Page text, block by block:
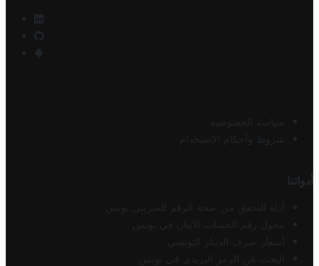
سياسة الخصوصية
شروط وأحكام الاستخدام
أدواتنا
أداة التحقق من صحة الرقم الضريبي تونس
محول رقم الحساب الآيبان في تونس
أسعار صرف الدينار التونسي
البحث عن الرمز البريدي في تونس